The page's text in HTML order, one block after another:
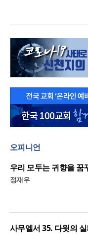
오피니언
우리 모두는 귀향을 꿈
정재우
사무엘서 35. 다윗의